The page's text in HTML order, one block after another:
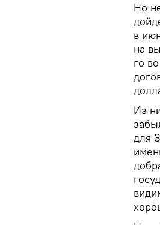
Но
в
на
го
Из
для